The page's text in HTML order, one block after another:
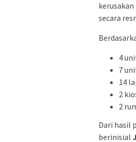
secara
4
7
14
2
2
Dari hasil
berinisial